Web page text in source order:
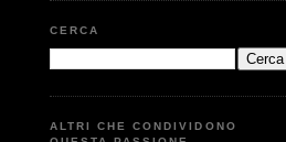
CERCA
ALTRI CHE CONDIVIDONO